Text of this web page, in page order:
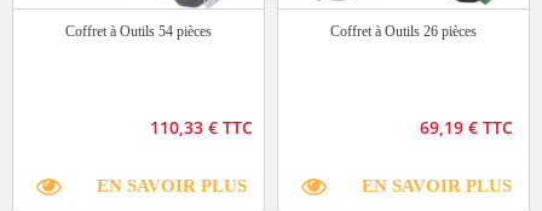
Coffret à Outils 54 pièces
110,33 € TTC
EN SAVOIR PLUS
Coffret à Outils 26 pièces
69,19 € TTC
EN SAVOIR PLUS